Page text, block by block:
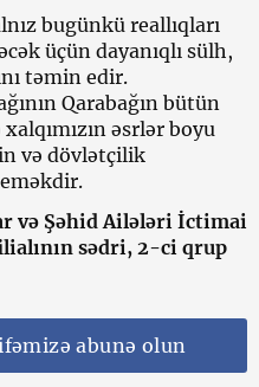
bugünkü reallıqları
üçün dayanıqlı sülh,
təmin edir.
Qarabağın bütün
əsrlər boyu
və dövlətçilik
və Şəhid Ailələri İctimai
sədri, 2-ci qrup
abunə olun